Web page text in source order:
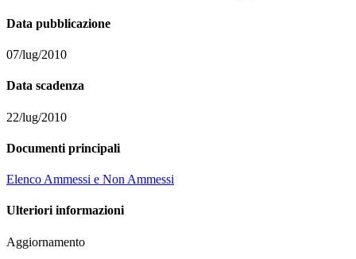
Data pubblicazione
07/lug/2010
Data scadenza
22/lug/2010
Documenti principali
Elenco Ammessi e Non Ammessi
Ulteriori informazioni
Aggiornamento